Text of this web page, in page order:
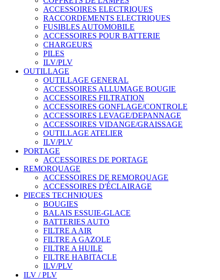
ACCESSOIRES ELECTRIQUES
RACCORDEMENTS ELECTRIQUES
FUSIBLES AUTOMOBILE
ACCESSOIRES POUR BATTERIE
CHARGEURS
PILES
ILV/PLV
OUTILLAGE
OUTILLAGE GENERAL
ACCESSOIRES ALLUMAGE BOUGIE
ACCESSOIRES FILTRATION
ACCESSOIRES GONFLAGE/CONTROLE
ACCESSOIRES LEVAGE/DEPANNAGE
ACCESSOIRES VIDANGE/GRAISSAGE
OUTILLAGE ATELIER
ILV/PLV
PORTAGE
ACCESSOIRES DE PORTAGE
REMORQUAGE
ACCESSOIRES DE REMORQUAGE
ACCESSOIRES D'ÉCLAIRAGE
PIECES TECHNIQUES
BOUGIES
BALAIS ESSUIE-GLACE
BATTERIES AUTO
FILTRE A AIR
FILTRE A GAZOLE
FILTRE A HUILE
FILTRE HABITACLE
ILV/PLV
ILV / PLV